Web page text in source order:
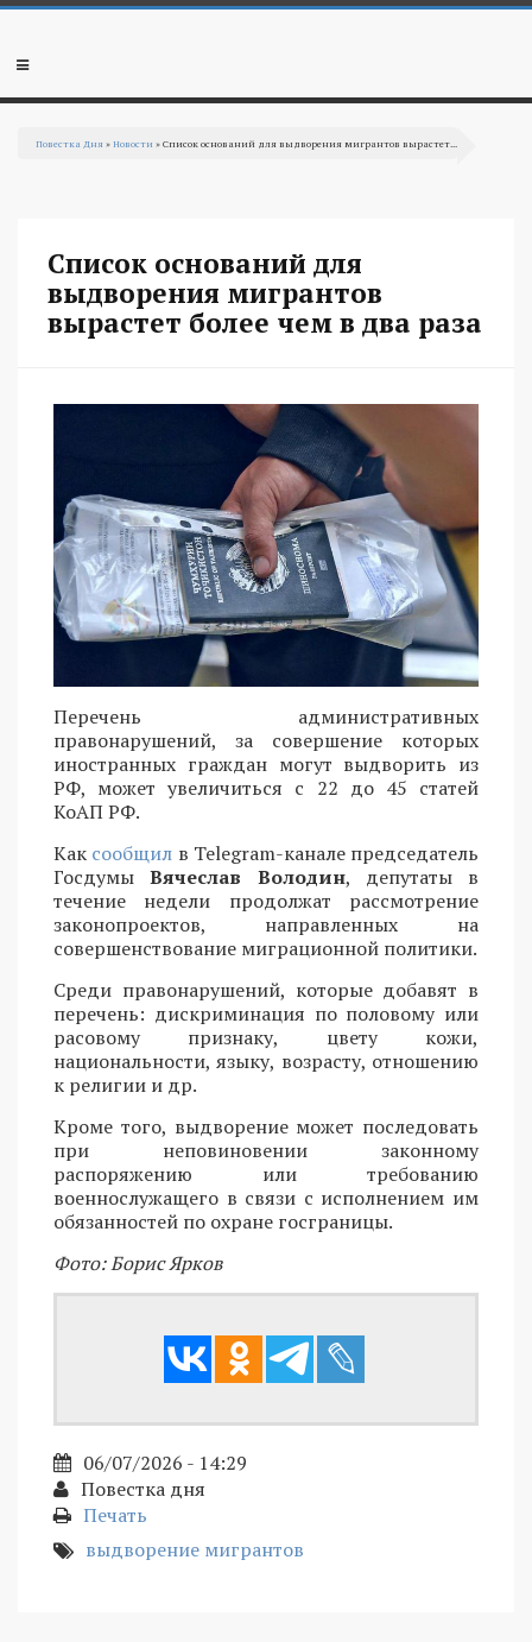
Перейти к основному содержанию
Мобильное
Повестка Дня »Новости » Список оснований для выдворения мигрантов вырастет...
Список оснований для
выдворения мигрантов
вырастет более чем в два раза
Перечень административных
правонарушений, за совершение которых
иностранных граждан могут выдворить из
РФ, может увеличиться с 22 до 45 статей
КоАП РФ.
Как сообщил в Telegram-канале председатель
ГосдумыВячеслав Володин, депутаты в
течение недели продолжат рассмотрение
законопроектов, направленных на
совершенствование миграционной политики.
Среди правонарушений, которые добавят в
перечень: дискриминация по половому или
расовому признаку, цвету кожи,
национальности, языку, возрасту, отношению
к религии и др.
Кроме того, выдворение может последовать
при неповиновении законному
распоряжению или требованию
военнослужащего в связи с исполнением им
обязанностей по охране госграницы.
Фото: Борис Ярков
06/07/2026 - 14:29
Повестка дня
Печать
выдворение мигрантов